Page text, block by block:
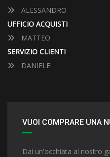
ALESSANDRO
UFFICIO ACQUISTI
MATTEO
SERVIZIO CLIENTI
DANIELE
VUOI COMPRARE UNA
Dai un'occhiata al nostro